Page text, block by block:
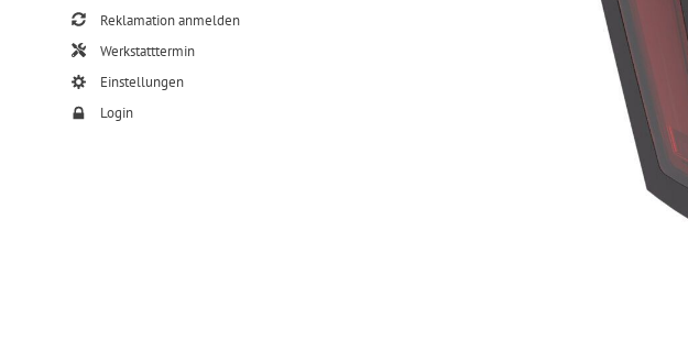
Reklamation anmelden
Werkstatttermin
Einstellungen
Login